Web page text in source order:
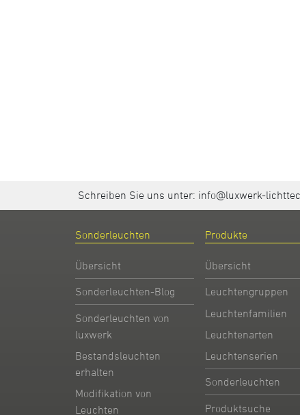
Schreiben Sie uns unter: info@luxwerk-
Sonderleuchten
Übersicht
Sonderleuchten-Blog
Sonderleuchten von
luxwerk
Bestandsleuchten
erhalten
Modifikation von
Leuchten
Produkte
Übersicht
Leuchtengruppen
Leuchtenfamilien
Leuchtenarten
Leuchtenserien
Sonderleuchten
Produktsuche